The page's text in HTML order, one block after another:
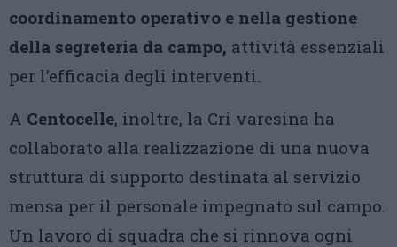
coordinamento operativo e nella gestione
della segreteria da campo, attività essenziali
per l’efficacia degli interventi.
A Centocelle, inoltre, la Cri varesina ha
collaborato alla realizzazione di una nuova
struttura di supporto destinata al servizio
mensa per il personale impegnato sul campo.
Un lavoro di squadra che si rinnova ogni